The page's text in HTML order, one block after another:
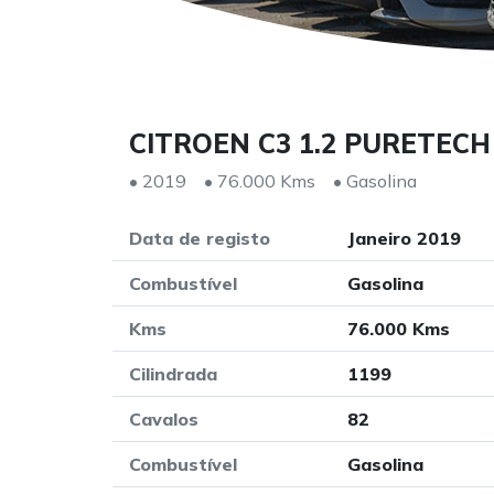
CITROEN C3 1.2
• 2019 • 76.000 Kms • Gasolina
Data de registo Janeiro 2019
Combustível Gasolina
Kms 76.000 Kms
Cilindrada 1199
Cavalos 82
Combustível Gasolina